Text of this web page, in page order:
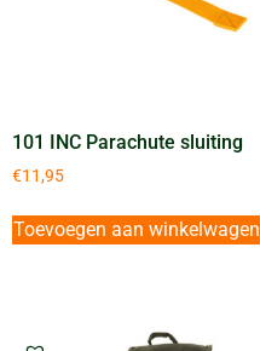
101 INC Parachute sluiting
€11,95
Toevoegen aan winkelwagen